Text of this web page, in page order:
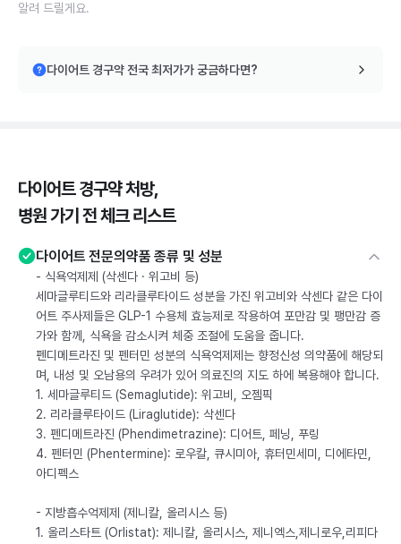
알려 드릴게요.
다이어트 경구약 전국 최저가가 궁금하다면?
다이어트 경구약 처방,
병원 가기 전 체크 리스트
다이어트 전문의약품 종류 및 성분
- 식욕억제제 (삭센다 · 위고비 등)
세마글루티드와 리라클루타이드 성분을 가진 위고비와 삭센다 같은 다이
어트 주사제들은 GLP-1 수용체 효능제로 작용하여 포만감 및 팽만감 증
가와 함께, 식욕을 감소시켜 체중 조절에 도움을 줍니다.
펜디메트라진 및 펜터민 성분의 식욕억제제는 향정신성 의약품에 해당되
며, 내성 및 오남용의 우려가 있어 의료진의 지도 하에 복용해야 합니다.
1. 세마글루티드 (Semaglutide): 위고비, 오젬픽
2. 리라클루타이드 (Liraglutide): 삭센다
3. 펜디메트라진 (Phendimetrazine): 디어트, 페닝, 푸링
4. 펜터민 (Phentermine): 로우칼, 큐시미아, 휴터민세미, 디에타민,
아디펙스
- 지방흡수억제제 (제니칼, 올리시스 등)
1. 올리스타트 (Orlistat): 제니칼, 올리시스, 제니엑스,제니로우,리피다